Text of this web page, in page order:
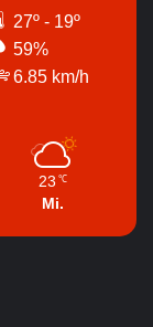
27º - 19º
59%
6.85 km/h
23 ℃
Mi.